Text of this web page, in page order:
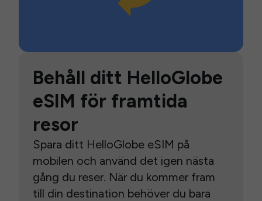
Behåll ditt HelloGlobe
eSIM för framtida
resor
Spara ditt HelloGlobe eSIM på
mobilen och använd det igen nästa
gång du reser. När du kommer fram
till din destination behöver du bara